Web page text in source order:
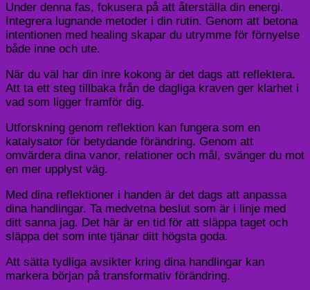
Under denna fas, fokusera på att återställa din energi.
Integrera lugnande metoder i din rutin. Genom att betona
intentionen med healing skapar du utrymme för förnyelse
både inne och ute.
När du väl har din inre kokong är det dags att reflektera.
Att ta ett steg tillbaka från de dagliga kraven ger klarhet i
vad som ligger framför dig.
Utforskning genom reflektion kan fungera som en
katalysator för betydande förändring. Genom att
omvärdera dina vanor, relationer och mål, svänger du mot
en mer upplyst väg.
Med dina reflektioner i handen är det dags att anpassa
dina handlingar. Ta medvetna beslut som är i linje med
ditt sanna jag. Det här är en tid för att släppa taget och
släppa det som inte tjänar ditt högsta goda.
Att sätta tydliga avsikter kring dina handlingar kan
markera början på transformativ förändring.